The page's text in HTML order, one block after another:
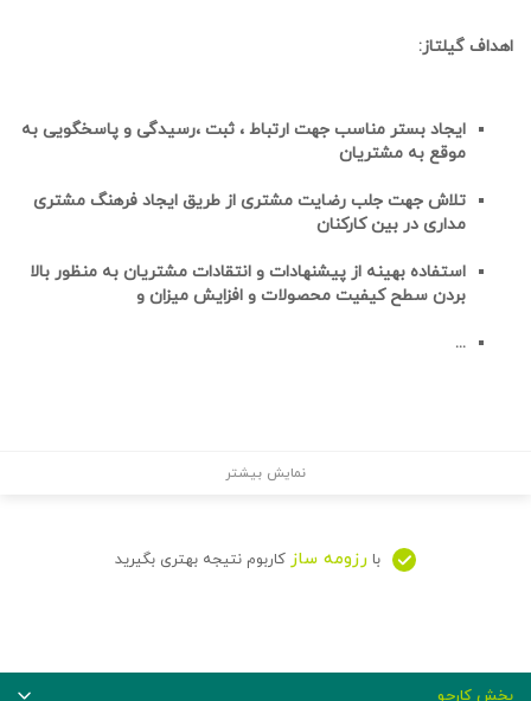
اهداف گیلتاز:
ایجاد بستر مناسب جهت ارتباط ، ثبت ،رسیدگی و پاسخگویی به
موقع به مشتریان
تلاش جهت جلب رضایت مشتری از طریق ایجاد فرهنگ مشتری
مداری در بین کارکنان
استفاده بهینه از پیشنهادات و انتقادات مشتریان به منظور بالا
بردن سطح کیفیت محصولات و افزایش میزان و
...
نمایش بیشتر
با رزومه ساز کاربوم نتیجه بهتری بگیرید
بخش کارجو